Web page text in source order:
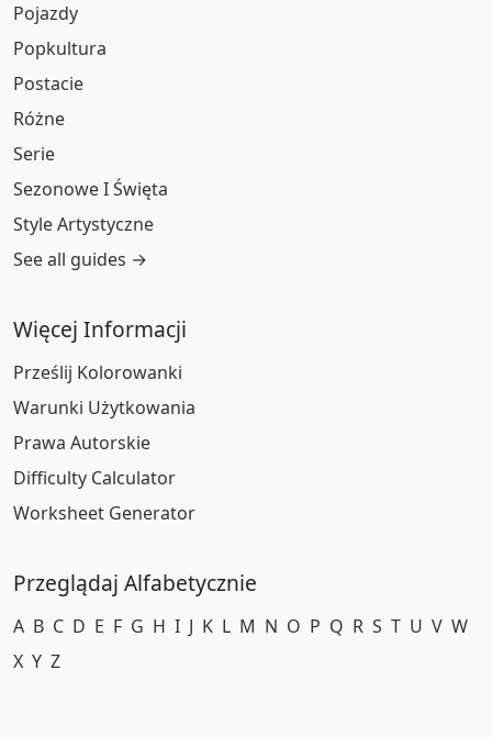
Pojazdy
Popkultura
Postacie
Różne
Serie
Sezonowe I Święta
Style Artystyczne
See all guides →
Więcej Informacji
Prześlij Kolorowanki
Warunki Użytkowania
Prawa Autorskie
Difficulty Calculator
Worksheet Generator
Przeglądaj Alfabetycznie
A B C D E F G H I J K L M N O P Q R S T U V W
X Y Z